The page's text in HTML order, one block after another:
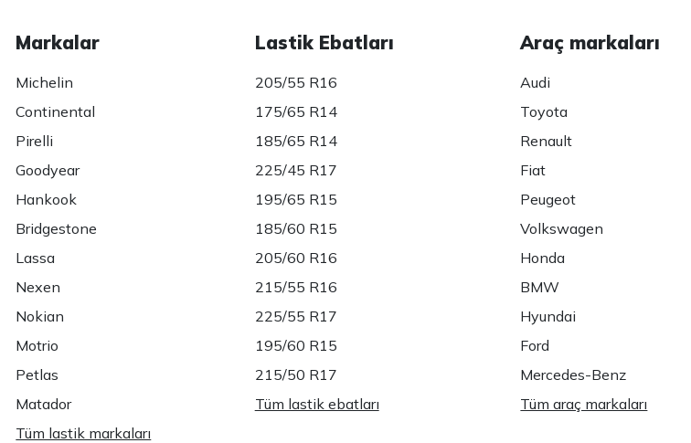
Markalar
Michelin
Continental
Pirelli
Goodyear
Hankook
Bridgestone
Lassa
Nexen
Nokian
Motrio
Petlas
Matador
Tüm lastik markaları
Lastik Ebatları
205/55 R16
175/65 R14
185/65 R14
225/45 R17
195/65 R15
185/60 R15
205/60 R16
215/55 R16
225/55 R17
195/60 R15
215/50 R17
Tüm lastik ebatları
Araç markaları
Audi
Toyota
Renault
Fiat
Peugeot
Volkswagen
Honda
BMW
Hyundai
Ford
Mercedes-Benz
Tüm araç markaları